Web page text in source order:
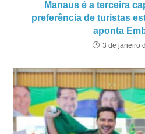
Manaus é a terceira
preferência de turistas
aponta
3 de janeiro